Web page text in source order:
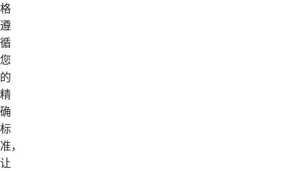
格
遵
循
您
的
精
确
标
准，
让